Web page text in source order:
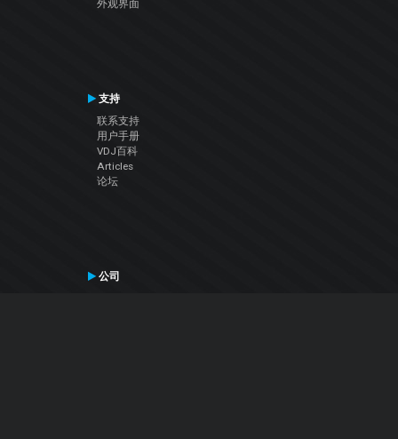
外观界面
支持
联系支持
用户手册
VDJ百科
Articles
论坛
公司